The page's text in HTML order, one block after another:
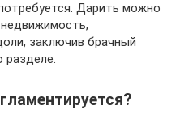
Дарить можно
заключив брачный
разделе.